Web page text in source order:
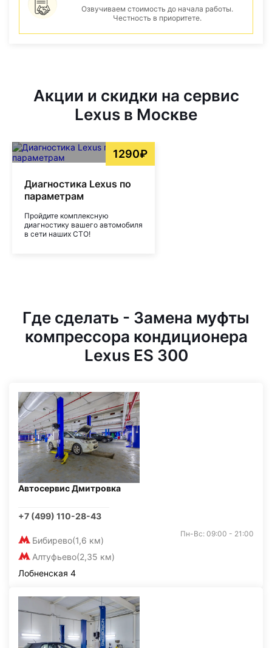
Озвучиваем стоимость до начала работы.
Честность в приоритете.
Акции и скидки на сервис
Lexus в Москве
1290₽
Диагностика Lexus по
параметрам
Пройдите комплексную
диагностику вашего автомобиля
в сети наших СТО!
Где сделать - Замена муфты
компрессора кондиционера
Lexus ES 300
Автосервис Дмитровка
+7 (499) 110-28-43
Бибирево(1,6 км)
Алтуфьево(2,35 км)
Пн-Вс: 09:00 - 21:00
Лобненская 4